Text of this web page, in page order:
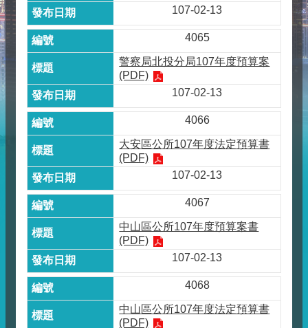
107-02-13
4065
警察局北投分局107年度預算案
(PDF)
107-02-13
4066
大安區公所107年度法定預算書
(PDF)
107-02-13
4067
中山區公所107年度預算案書
(PDF)
107-02-13
4068
中山區公所107年度法定預算書
(PDF)